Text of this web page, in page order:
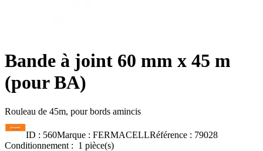
Bande à joint 60 mm x 45 m
(pour BA)
Rouleau de 45m, pour bords amincis
ID : 560Marque : FERMACELLRéférence : 79028
Conditionnement : 1 pièce(s)